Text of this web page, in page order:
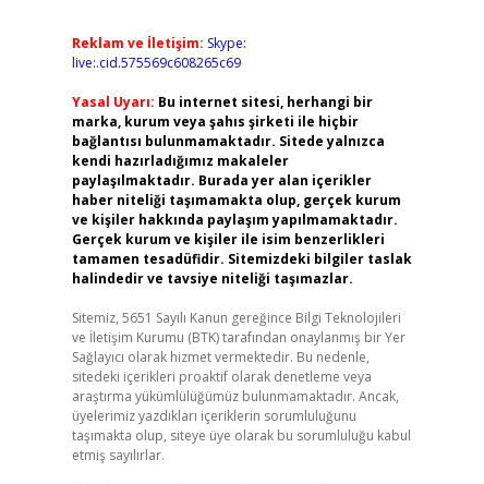
Reklam ve İletişim: Skype:
live:.cid.575569c608265c69
Yasal Uyarı: Bu internet sitesi, herhangi bir
marka, kurum veya şahıs şirketi ile hiçbir
bağlantısı bulunmamaktadır. Sitede yalnızca
kendi hazırladığımız makaleler
paylaşılmaktadır. Burada yer alan içerikler
haber niteliği taşımamakta olup, gerçek kurum
ve kişiler hakkında paylaşım yapılmamaktadır.
Gerçek kurum ve kişiler ile isim benzerlikleri
tamamen tesadüfidir. Sitemizdeki bilgiler taslak
halindedir ve tavsiye niteliği taşımazlar.
Sitemiz, 5651 Sayılı Kanun gereğince Bilgi Teknolojileri
ve İletişim Kurumu (BTK) tarafından onaylanmış bir Yer
Sağlayıcı olarak hizmet vermektedir. Bu nedenle,
sitedeki içerikleri proaktif olarak denetleme veya
araştırma yükümlülüğümüz bulunmamaktadır. Ancak,
üyelerimiz yazdıkları içeriklerin sorumluluğunu
taşımakta olup, siteye üye olarak bu sorumluluğu kabul
etmiş sayılırlar.